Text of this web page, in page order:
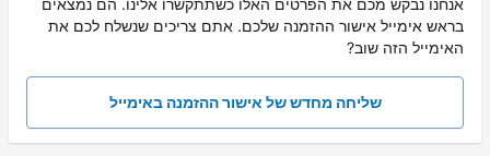
אנחנו נבקש מכם את הפרטים האלו כשתתקשרו אלינו. הם נמצאים
בראש אימייל אישור ההזמנה שלכם. אתם צריכים שנשלח לכם את
האימייל הזה שוב?
שליחה מחדש של אישור ההזמנה באימייל